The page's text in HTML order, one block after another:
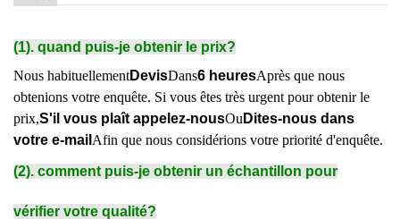
(1). quand puis-je obtenir le prix?
Nous habituellementDevisDans6 heuresAprès que nous
obtenions votre enquête. Si vous êtes très urgent pour obtenir le
prix,S'il vous plaît appelez-nousOu Dites-nous dans
votre e-mail Afin que nous considérions votre priorité d'enquête.
(2). comment puis-je obtenir un échantillon pour
vérifier votre qualité?